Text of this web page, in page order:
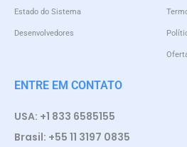
Estado do Sistema
Desenvolvedores
ENTRE EM CONTATO
USA: +1 833 6585155
Brasil: +55 11 3197 0835